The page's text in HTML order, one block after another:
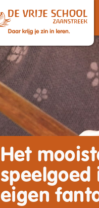
Het
speelgoed
eigen